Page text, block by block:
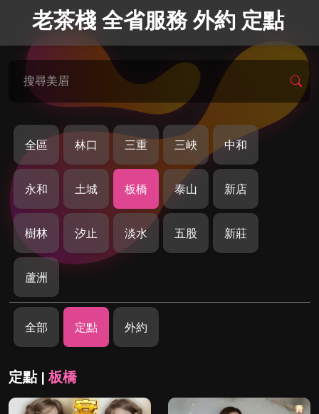
老茶棧 全省服務 外約 定點
搜尋美眉
全區 林口 三重 三峽 中和
永和 土城 板橋 泰山 新店
樹林 汐止 淡水 五股 新莊
蘆洲
全部 定點 外約
定點 |板橋